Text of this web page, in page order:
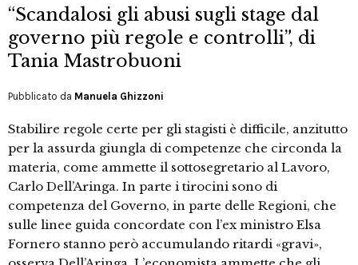
“Scandalosi gli abusi sugli stage dal
governo più regole e controlli”, di
Tania Mastrobuoni
Pubblicato da Manuela Ghizzoni
Stabilire regole certe per gli stagisti è difficile, anzitutto
per la assurda giungla di competenze che circonda la
materia, come ammette il sottosegretario al Lavoro,
Carlo Dell’Aringa. In parte i tirocini sono di
competenza del Governo, in parte delle Regioni, che
sulle linee guida concordate con l’ex ministro Elsa
Fornero stanno però accumulando ritardi «gravi»,